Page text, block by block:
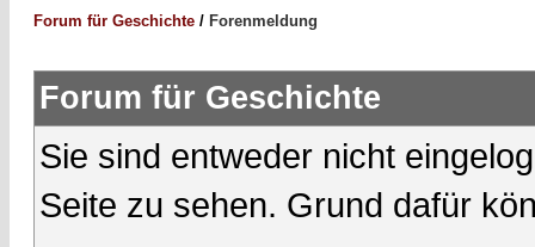
Forum für Geschichte / Forenmeldung
Forum für Geschichte
Sie sind entweder nicht
Seite zu sehen. Grund dafür